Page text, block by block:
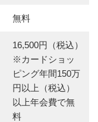
無料
16,500円（税込）
※カードショッ
ピング年間150万
円以上（税込）
以上年会費で無
料